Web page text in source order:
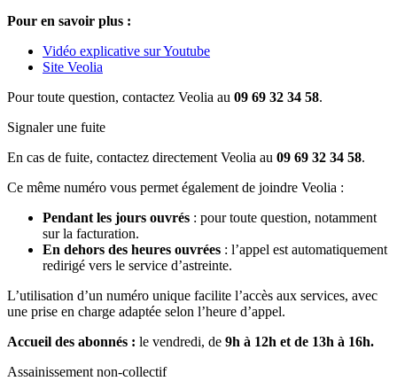
Pour en savoir plus :
Vidéo explicative sur Youtube
Site Veolia
Pour toute question, contactez Veolia au 09 69 32 34 58.
Signaler une fuite
En cas de fuite, contactez directement Veolia au 09 69 32 34 58.
Ce même numéro vous permet également de joindre Veolia :
Pendant les jours ouvrés : pour toute question, notamment
sur la facturation.
En dehors des heures ouvrées : l’appel est automatiquement
redirigé vers le service d’astreinte.
L’utilisation d’un numéro unique facilite l’accès aux services, avec
une prise en charge adaptée selon l’heure d’appel.
Accueil des abonnés : le vendredi, de 9h à 12h et de 13h à 16h.
Assainissement non-collectif